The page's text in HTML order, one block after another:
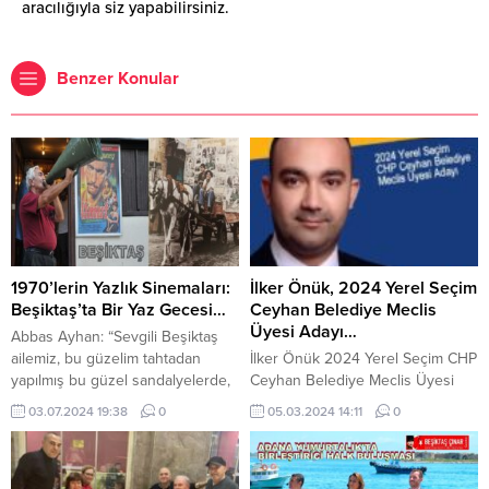
aracılığıyla siz yapabilirsiniz.
Benzer Konular
1970’lerin Yazlık Sinemaları:
Beşiktaş’ta Bir Yaz Gecesi…
Abbas Ayhan: “Sevgili Beşiktaş
ailemiz, bu güzelim tahtadan
yapılmış bu güzel sandalyelerde,
kimler oturmuş, güzel filmler
izlemiştir? Soğuk gazozlar içmiştir.
Hele bir de Alasko, dondurma,
patlamış mısır, çekirdek…
03.07.2024 19:38 0
İlker Önük, 2024 Yerel Seçim
Ceyhan Belediye Meclis
Üyesi Adayı…
İlker Önük 2024 Yerel Seçim CHP
Ceyhan Belediye Meclis Üyesi
Adayı… Önük, Ceyhan’a vermiş
olduğu hizmetleriyle adeta
Ceyhan’ın temel taşlarından bir
tanesi, haline geldi. Kitap olsun
05.03.2024 14:11 0